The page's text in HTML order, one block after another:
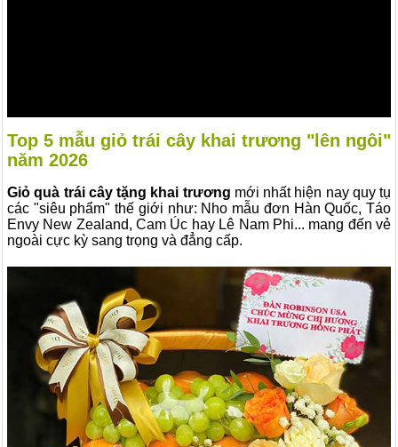
Top 5 mẫu giỏ trái cây khai trương "lên ngôi"
năm 2026
Giỏ quà trái cây tặng khai trương mới nhất hiện nay quy tụ
các "siêu phẩm" thế giới như: Nho mẫu đơn Hàn Quốc, Táo
Envy New Zealand, Cam Úc hay Lê Nam Phi... mang đến vẻ
ngoài cực kỳ sang trọng và đẳng cấp.